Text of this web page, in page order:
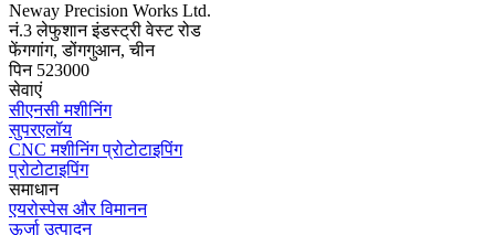
Neway Precision Works Ltd.
नं.3 लेफुशान इंडस्ट्री वेस्ट रोड
फेंगगांग, डोंगगुआन, चीन
पिन 523000
सेवाएं
सीएनसी मशीनिंग
सुपरएलॉय
CNC मशीनिंग प्रोटोटाइपिंग
प्रोटोटाइपिंग
समाधान
एयरोस्पेस और विमानन
ऊर्जा उत्पादन